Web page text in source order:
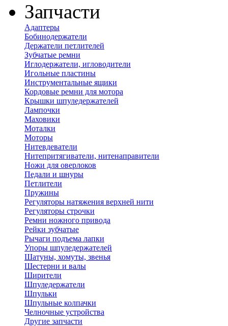
Запчасти
Адаптеры
Бобинодержатели
Держатели петлителей
Зубчатые ремни
Иглодержатели, игловодители
Игольные пластины
Инструментальные ящики
Кордовые ремни для мотора
Крышки шпуледержателей
Лампочки
Маховики
Моталки
Моторы
Нитевдеватели
Нитепритягиватели, нитенаправители
Ножи для оверлоков
Педали и шнуры
Петлители
Пружины
Регуляторы натяжения верхней нити
Регуляторы строчки
Ремни ножного привода
Рейки зубчатые
Рычаги подъема лапки
Упоры шпуледержателей
Шатуны, хомуты, звенья
Шестерни и валы
Ширители
Шпуледержатели
Шпульки
Шпульные колпачки
Челночные устройства
Другие запчасти